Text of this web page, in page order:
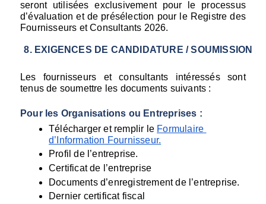
seront utilisées exclusivement pour le processus
d’évaluation et de présélection pour le Registre des
Fournisseurs et Consultants 2026.
EXIGENCES DE CANDIDATURE / SOUMISSION
Les fournisseurs et consultants intéressés sont
tenus de soumettre les documents suivants :
Pour les Organisations ou Entreprises :
Télécharger et remplir le Formulaire
d’Information Fournisseur.
Profil de l’entreprise.
Certificat de l’entreprise
Documents d’enregistrement de l’entreprise.
Dernier certificat fiscal